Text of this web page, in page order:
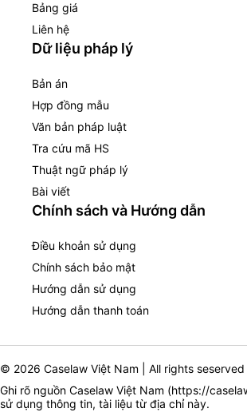
Bảng giá
Liên hệ
Dữ liệu pháp lý
Bản án
Hợp đồng mẫu
Văn bản pháp luật
Tra cứu mã HS
Thuật ngữ pháp lý
Bài viết
Chính sách và Hướng dẫn
Điều khoản sử dụng
Chính sách bảo mật
Hướng dẫn sử dụng
Hướng dẫn thanh toán
© 2026 Caselaw Việt Nam | All rights seserved
Ghi rõ nguồn Caselaw Việt Nam (https://
sử dụng thông tin, tài liệu từ địa chỉ này.